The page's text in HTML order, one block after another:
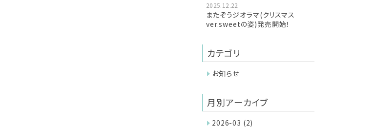
2025.12.22
またぞうジオラマ(クリスマス
ver.sweetの姿)発売開始！
カテゴリ
お知らせ
月別アーカイブ
2026-03 (2)